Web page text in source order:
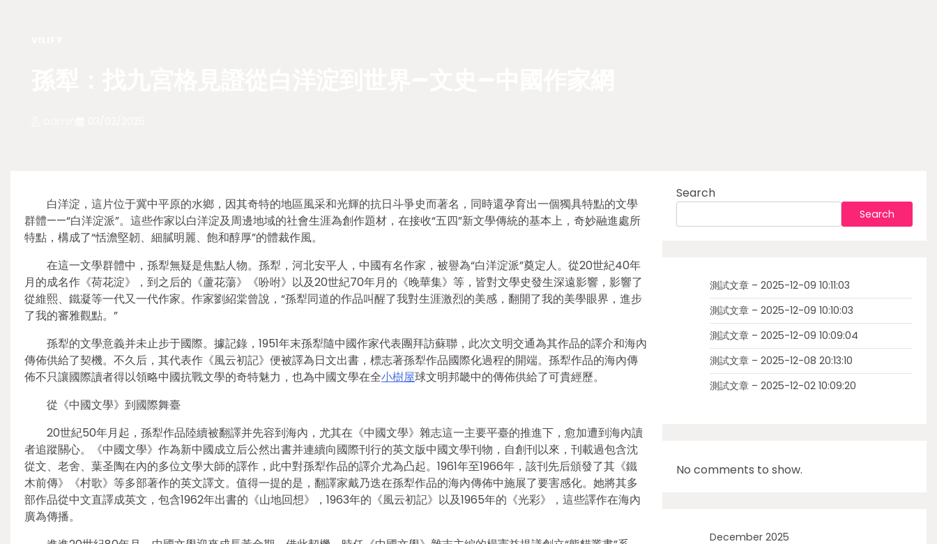
白洋淀，這片位于冀中平原的水鄉，因其奇特的地區風采和光輝的抗日斗爭史而著名，同時還孕育出一個獨具特點的文學
群體——“白洋淀派”。這些作家以白洋淀及周邊地域的社會生涯為創作題材，在接收“五四”新文學傳統的基本上，奇妙融進處所
特點，構成了“恬澹堅韌、細膩明麗、飽和醇厚”的體裁作風。
在這一文學群體中，孫犁無疑是焦點人物。孫犁，河北安平人，中國有名作家，被譽為“白洋淀派”奠定人。從20世紀40年
月的成名作《荷花淀》，到之后的《蘆花蕩》《吩咐》以及20世紀70年月的《晚華集》等，皆對文學史發生深遠影響，影響了
從維熙、鐵凝等一代又一代作家。作家劉紹棠曾說，“孫犁同道的作品叫醒了我對生涯激烈的美感，翻開了我的美學眼界，進步
了我的審雅觀點。”
孫犁的文學意義并未止步于國際。據記錄，1951年末孫犁隨中國作家代表團拜訪蘇聯，此次文明交通為其作品的譯介和海內
傳佈供給了契機。不久后，其代表作《風云初記》便被譯為日文出書，標志著孫犁作品國際化過程的開端。孫犁作品的海內傳
佈不只讓國際讀者得以領略中國抗戰文學的奇特魅力，也為中國文學在全小樹屋球文明邦畿中的傳佈供給了可貴經歷。
從《中國文學》到國際舞臺
20世紀50年月起，孫犁作品陸續被翻譯并先容到海內，尤其在《中國文學》雜志這一主要平臺的推進下，愈加遭到海內讀
者追蹤關心。《中國文學》作為新中國成立后公然出書并連續向國際刊行的英文版中國文學刊物，自創刊以來，刊載過包含沈
從文、老舍、葉圣陶在內的多位文學大師的譯作，此中對孫犁作品的譯介尤為凸起。1961年至1966年，該刊先后頒發了其《鐵
木前傳》《村歌》等多部著作的英文譯文。值得一提的是，翻譯家戴乃迭在孫犁作品的海內傳佈中施展了要害感化。她將其多
部作品從中文直譯成英文，包含1962年出書的《山地回想》，1963年的《風云初記》以及1965年的《光彩》，這些譯作在海內
廣為傳播。
Search
Search
測試文章 – 2025-12-09 10:11:03
測試文章 – 2025-12-09 10:10:03
測試文章 – 2025-12-09 10:09:04
測試文章 – 2025-12-08 20:13:10
測試文章 – 2025-12-02 10:09:20
No comments to show.
December 2025